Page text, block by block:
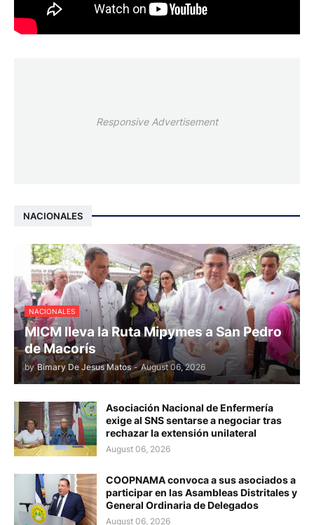
Responsive Advertisement
NACIONALES
NACIONALES
MICM lleva la Ruta Mipymes a San Pedro
de Macorís
by Bimary De Jesus Matos - August 06, 2026
Asociación Nacional de Enfermería
exige al SNS sentarse a negociar tras
rechazar la extensión unilateral
August 06, 2026
COOPNAMA convoca a sus asociados a
participar en las Asambleas Distritales y
General Ordinaria de Delegados
August 06, 2026